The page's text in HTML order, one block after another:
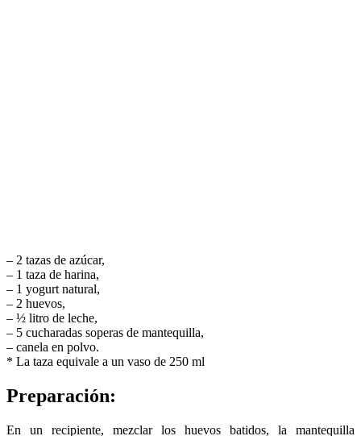
– 2 tazas de azúcar,
– 1 taza de harina,
– 1 yogurt natural,
– 2 huevos,
– ½ litro de leche,
– 5 cucharadas soperas de mantequilla,
– canela en polvo.
* La taza equivale a un vaso de 250 ml
Preparación:
En un recipiente, mezclar los huevos batidos, la mantequilla